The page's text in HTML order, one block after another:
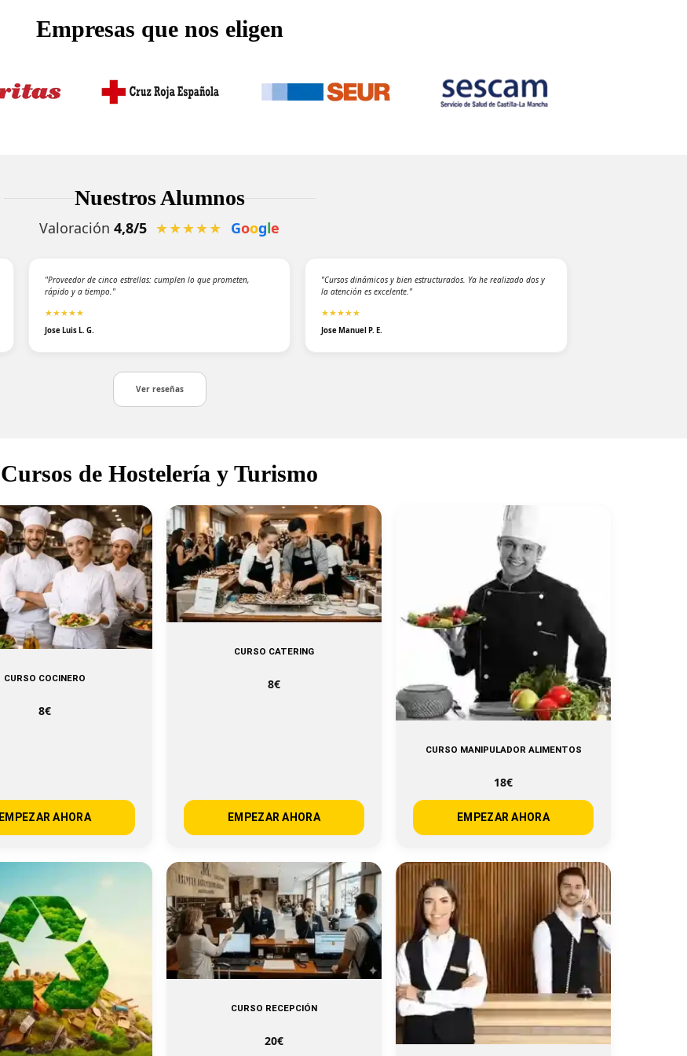
Empresas que nos eligen
Nuestros Alumnos
Valoración 4,8/5 ★★★★★ Google
"Proveedor de cinco estrellas: cumplen lo que prometen,
rápido y a tiempo."
★★★★★
Jose Luis L. G.
"Cursos dinámicos y bien estructurados. Ya he realizado dos y
la atención es excelente."
★★★★★
Jose Manuel P. E.
Ver reseñas
Cursos de Hostelería y Turismo
CURSO COCINERO
8€
EMPEZAR AHORA
CURSO CATERING
8€
EMPEZAR AHORA
CURSO MANIPULADOR ALIMENTOS
18€
EMPEZAR AHORA
CURSO RECEPCIÓN
20€